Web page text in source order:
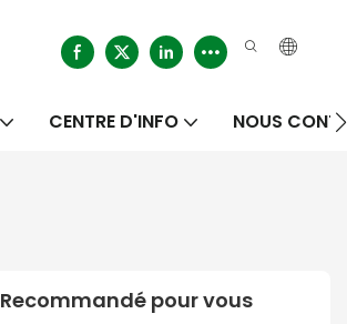
CENTRE D'INFO NOUS
Recommandé pour vous